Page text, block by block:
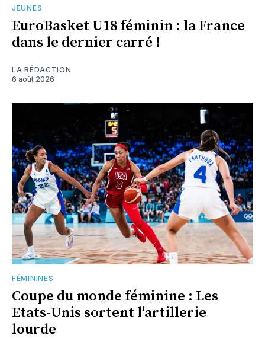
JEUNES
EuroBasket U18 féminin : la France
dans le dernier carré !
LA RÉDACTION
6 août 2026
FÉMININES
Coupe du monde féminine : Les
Etats-Unis sortent l'artillerie
lourde